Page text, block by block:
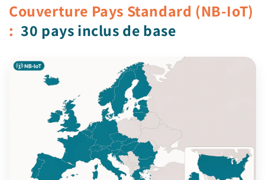
Couverture Pays Standard (NB-IoT)
: 30 pays inclus de base